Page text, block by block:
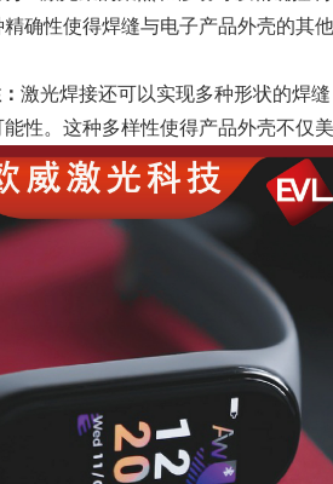
确性使得焊缝与电子产品外壳的其
激光焊接还可以实现多种形状的焊
性。这种多样性使得产品外壳不仅